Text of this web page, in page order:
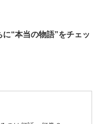
“本当の物語”をチェッ